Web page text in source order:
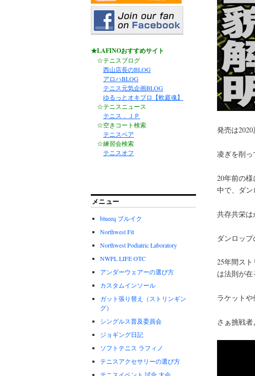
発売は2020
凌ぎを削っ
20年前の
中で、ダ
共存共栄は
ダンロッ
25年間ス
は法則が在
ラケットや
さぁ挑戦者
★LAFINOおすすめサイト
☆テニスブログ
西山店長のBLOG
アロハBLOG
テニス元気企画BLOG
ゆるっとオキブロ【軟庭魂】
☆テニスニュース
テニス．ＪＰ
☆空きコート検索
テニスベア
☆練習会検索
テニスオフ
メニュー
blueeq ブルイク
Northwest Fit
Northwest Podiatric Laboratory
NWPL LIFE OTC
アンダーウェアーの選び方
カスタムインソール
ガット張り替え（ストリンギン
グ）
シングルス普及委員会
ジョギング日記
ソフトテニス ラフィノ
テニスアクセサリーの選び方
テニスイベント 試合 大会